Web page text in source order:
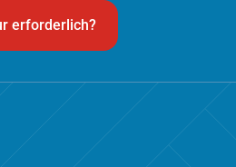
erforderlich?